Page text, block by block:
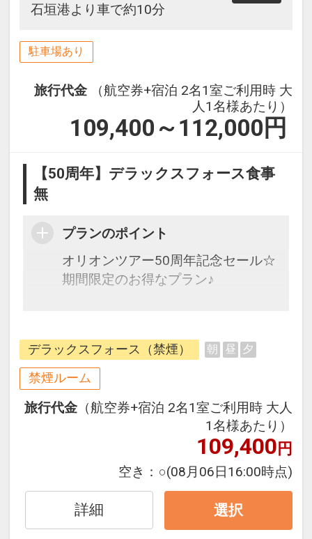
石垣港より車で約10分
駐車場あり
旅行代金
（航空券+宿泊 2名1室ご利用時 大
人1名様あたり）
109,400～112,000 円
【50周年】デラックスフォース食事
無
プランのポイント
オリオンツアー50周年記念セール☆
期間限定のお得なプラン♪
子レンジ完備で暮らすように過ごせ
るお部屋が人気
デラックスフォース（禁煙） 朝 昼 夕
禁煙ルーム
旅行代金 （航空券+宿泊 2名1室ご利用時 大人
1名様あたり）
109,400円
空き： ○(08月06日16:00時点)
詳細 選択